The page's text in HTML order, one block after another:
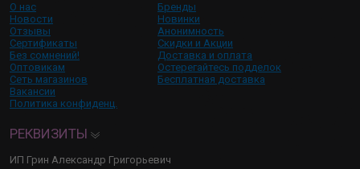
О нас
Новости
Отзывы
Сертификаты
Без сомнений!
Оптовикам
Сеть магазинов
Вакансии
Политика конфиденц.
Бренды
Новинки
Анонимность
Скидки и Акции
Доставка и оплата
Остерегайтесь подделок
Бесплатная доставка
РЕКВИЗИТЫ
ИП Грин Александр Григорьевич